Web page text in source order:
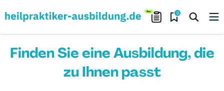
0
Finden Sie eine Ausbildung, die
zu Ihnen passt